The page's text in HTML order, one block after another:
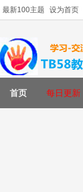
最新100主题 设为首页
首页 每日更新